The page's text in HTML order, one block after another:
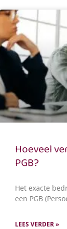
Hoeveel
PGB?
Het exacte
een PGB
LEES VERDER »